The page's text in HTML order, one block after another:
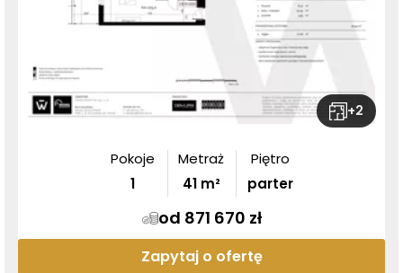
+2
Pokoje
1
Metraż
41m²
Piętro
parter
od 871 670 zł
Zapytaj o ofertę